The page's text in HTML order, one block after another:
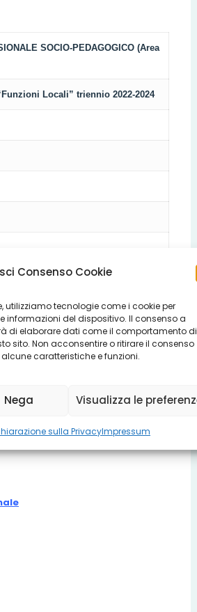
Consenso Cookie
utilizziamo tecnologie come i cookie per
informazioni del dispositivo. Il consenso a
di elaborare dati come il comportamento di
sito. Non acconsentire o ritirare il consenso
caratteristiche e funzioni.
Nega Visualizza le
sulla PrivacyImpressum
SOCIO-PEDAGOGICO (Area
Locali” triennio 2022-2024